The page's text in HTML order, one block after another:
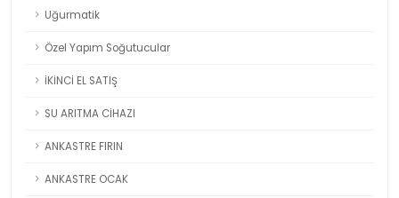
Uğurmatik
Özel Yapım Soğutucular
İKİNCİ EL SATIŞ
SU ARITMA CİHAZI
ANKASTRE FIRIN
ANKASTRE OCAK